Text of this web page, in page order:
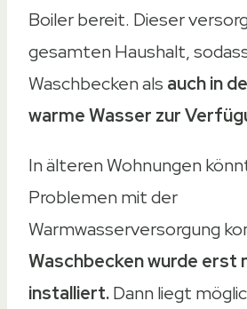
Boiler bereit. Dieser
gesamten Haushalt,
Waschbecken als auch in
warme Wasser zur
In älteren Wohnungen
Problemen mit der
Warmwasserversorgung
Waschbecken wurde erst
installiert.Dann liegt